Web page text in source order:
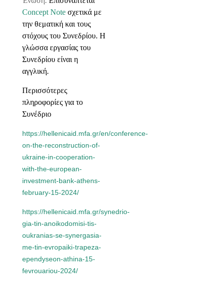
Concept Note σχετικά με
την θεματική και τους
στόχους του Συνεδρίου. Η
γλώσσα εργασίας του
Συνεδρίου είναι η
αγγλική.
Περισσότερες
πληροφορίες για το
Συνέδριο
https://hellenicaid.mfa.gr/en/conference-
on-the-reconstruction-of-
ukraine-in-cooperation-
with-the-european-
investment-bank-athens-
february-15-2024/
https://hellenicaid.mfa.gr/synedrio-
gia-tin-anoikodomisi-tis-
oukranias-se-synergasia-
me-tin-evropaiki-trapeza-
ependyseon-athina-15-
fevrouariou-2024/